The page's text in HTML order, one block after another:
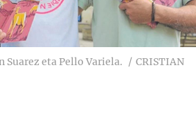
Suarez eta Pello Variela.
CRISTIAN